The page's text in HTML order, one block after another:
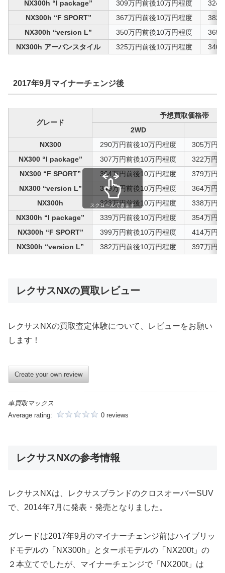
NX300h “I package”
309万円前後10万円程度
324
NX300h “F SPORT”
367万円前後10万円程度
382
NX300h “version L”
350万円前後10万円程度
365
NX300h アーバンスタイル
325万円前後10万円程度 340
2017年9月マイナーチェンジ後
グレード
予想買取価格帯
2WD
NX300
290万円前後10万円程度
305万円
NX300 “I package”
307万円前後10万円程度
322万円
NX300 “F SPORT”
364万円前後10万円程度
379万円
NX300 “version L”
349万円前後10万円程度
364万円
NX300h
323万円前後10万円程度
338万円
NX300h “I package”
339万円前後10万円程度
354万円
NX300h “F SPORT”
399万円前後10万円程度
414万円
NX300h “version L”
382万円前後10万円程度 397万円
スクロールできます
レクサスNXの買取レビュー
レクサスNXの買取査定体験について、レビューをお願い
します！
Create your own review
車買取マックス
Average rating:
0 reviews
レクサスNXの参考情報
レクサスNXは、レクサスブランドのクロスオーバーSUV
で、2014年7月に発表・発売となりました。
グレードは2017年9月のマイナーチェンジ前はハイブリッ
ドモデルの「NX300h」とターボモデルの「NX200t」の
２本立てでしたが、マイナーチェンジで「NX200t」は